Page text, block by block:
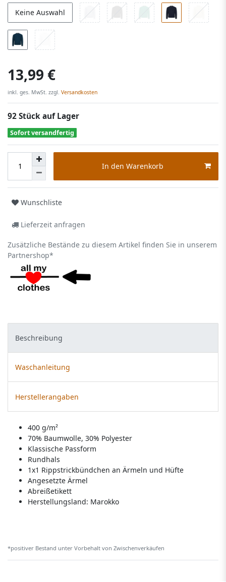
Keine Auswahl
13,99 €
inkl. ges. MwSt. zzgl. Versandkosten
92 Stück auf Lager
Sofort versandfertig
In den Warenkorb
Wunschliste
Lieferzeit anfragen
Zusätzliche Bestände zu diesem Artikel finden Sie in unserem
Partnershop*
Beschreibung
Waschanleitung
Herstellerangaben
400 g/m²
70% Baumwolle, 30% Polyester
Klassische Passform
Rundhals
1x1 Rippstrickbündchen an Ärmeln und Hüfte
Angesetzte Ärmel
Abreißetikett
Herstellungsland: Marokko
*positiver Bestand unter Vorbehalt von Zwischenverkäufen